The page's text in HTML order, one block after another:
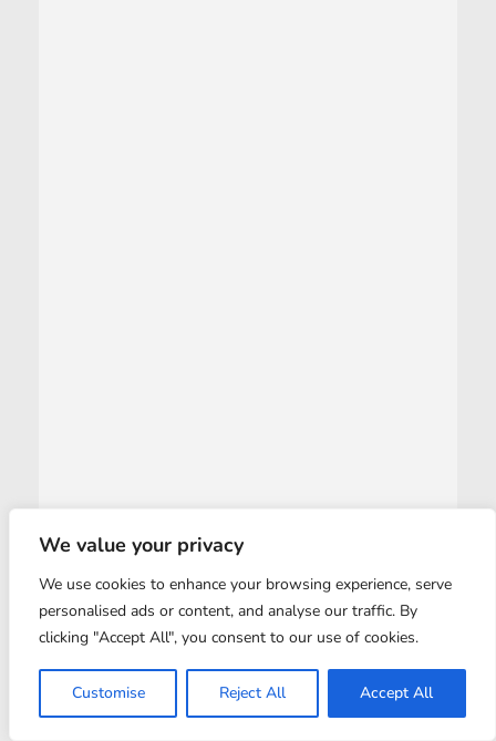
We value your privacy
We use cookies to enhance your browsing experience, serve
personalised ads or content, and analyse our traffic. By
clicking "Accept All", you consent to our use of cookies.
Customise Reject All Accept All